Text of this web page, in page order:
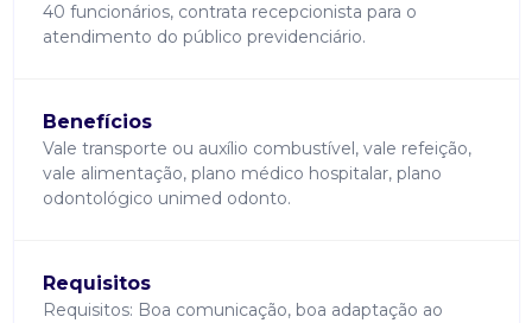
40 funcionários, contrata recepcionista para o
atendimento do público previdenciário.
Benefícios
Vale transporte ou auxílio combustível, vale refeição,
vale alimentação, plano médico hospitalar, plano
odontológico unimed odonto.
Requisitos
Requisitos: Boa comunicação, boa adaptação ao